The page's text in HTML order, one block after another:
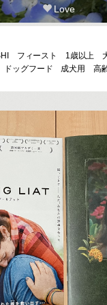
Love
フィースト 1歳以上
ドッグフード 成犬用